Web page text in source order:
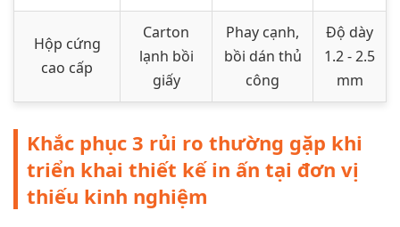
Hộp cứng
cao cấp
Carton
lạnh bồi
giấy
Phay cạnh,
bồi dán thủ
công
Độ dày
1.2 - 2.5
mm
Khắc phục 3 rủi ro thường gặp khi
triển khai thiết kế in ấn tại đơn vị
thiếu kinh nghiệm